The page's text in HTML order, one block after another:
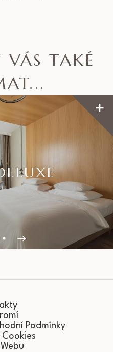
TAKÉ
Podmínky
Cookies